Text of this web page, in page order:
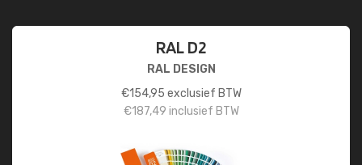
RAL D2
RAL DESIGN
€154,95 exclusief BTW
€187,49 inclusief BTW